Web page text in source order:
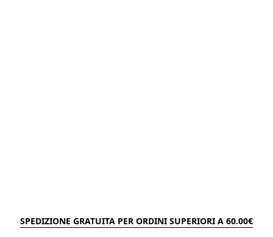
SPEDIZIONE GRATUITA PER ORDINI SUPERIORI A 60.00€